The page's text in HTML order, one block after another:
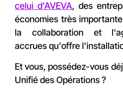
celui d'AVEVA, des
économies très
la collaboration et
accrues qu'offre
Et vous, possédez-vous
Unifié des Opérations ?